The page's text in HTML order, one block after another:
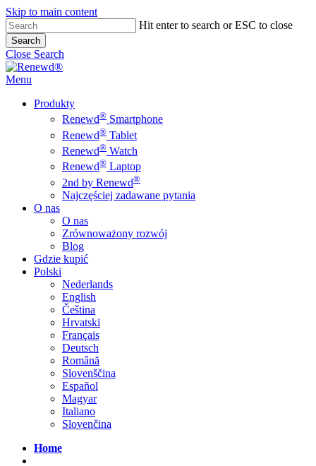
Skip to main content
Hit enter to search or ESC to close
Search
Close Search
Menu
Produkty
Renewd® Smartphone
Renewd® Tablet
Renewd® Watch
Renewd® Laptop
2nd by Renewd®
Najczęściej zadawane pytania
O nas
O nas
Zrównoważony rozwój
Blog
Gdzie kupić
Polski
Nederlands
English
Čeština
Hrvatski
Français
Deutsch
Română
Slovenščina
Español
Magyar
Italiano
Slovenčina
Home